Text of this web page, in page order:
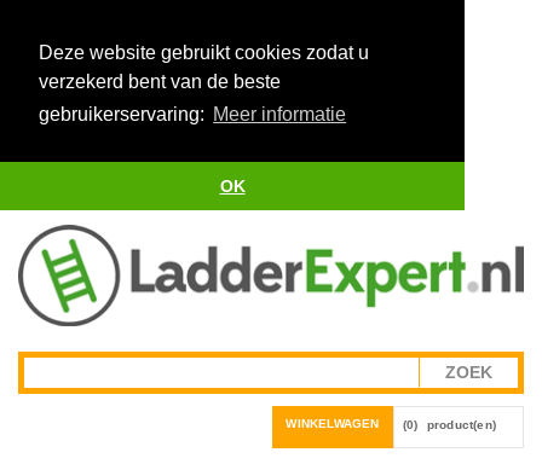
Deze website gebruikt cookies zodat u
verzekerd bent van de beste
gebruikerservaring: Meer informatie
OK
WINKELWAGEN (0) product(en)